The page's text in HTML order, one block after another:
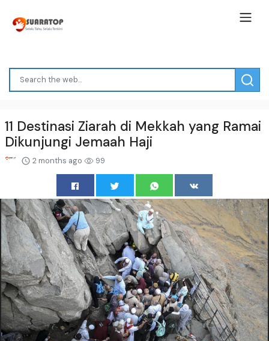
11 Destinasi Ziarah di Mekkah yang Ramai
Dikunjungi Jemaah Haji
2 months ago 99